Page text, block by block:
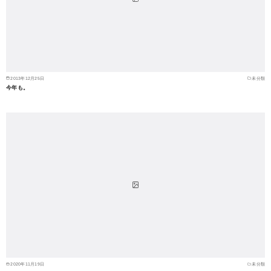
2013年12月25日 未分類
今年も。
2020年11月19日 未分類